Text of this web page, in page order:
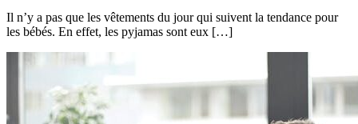
Il n’y a pas que les vêtements du jour qui suivent la tendance pour
les bébés. En effet, les pyjamas sont eux […]